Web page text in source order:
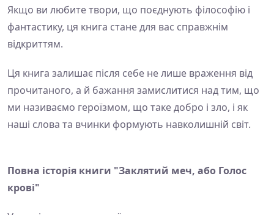
Якщо ви любите твори, що поєднують філософію і
фантастику, ця книга стане для вас справжнім
відкриттям.
Ця книга залишає після себе не лише враження від
прочитаного, а й бажання замислитися над тим, що
ми називаємо героїзмом, що таке добро і зло, і як
наші слова та вчинки формують навколишній світ.
Повна історія книги "Заклятий меч, або Голос
крові"